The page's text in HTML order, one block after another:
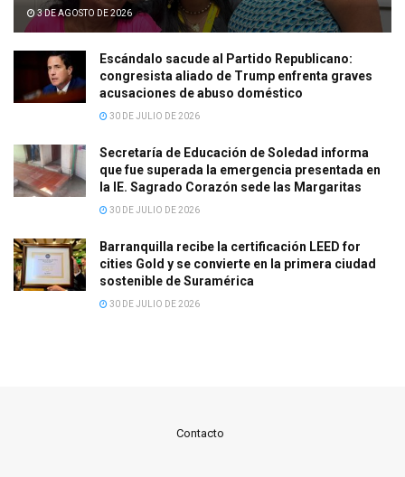
3 DE AGOSTO DE 2026
Escándalo sacude al Partido Republicano:
congresista aliado de Trump enfrenta graves
acusaciones de abuso doméstico
30 DE JULIO DE 2026
Secretaría de Educación de Soledad informa
que fue superada la emergencia presentada en
la IE. Sagrado Corazón sede las Margaritas
30 DE JULIO DE 2026
Barranquilla recibe la certificación LEED for
cities Gold y se convierte en la primera ciudad
sostenible de Suramérica
30 DE JULIO DE 2026
Contacto